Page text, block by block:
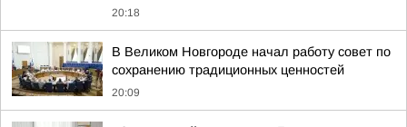
20:18
В Великом Новгороде начал работу совет по
сохранению традиционных ценностей
20:09